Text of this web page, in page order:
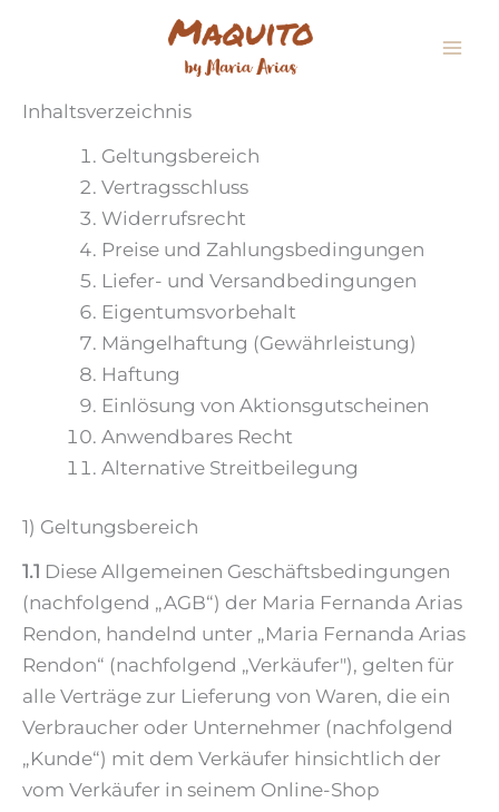
Inhaltsverzeichnis
Geltungsbereich
Vertragsschluss
Widerrufsrecht
Preise und Zahlungsbedingungen
Liefer- und Versandbedingungen
Eigentumsvorbehalt
Mängelhaftung (Gewährleistung)
Haftung
Einlösung von Aktionsgutscheinen
Anwendbares Recht
Alternative Streitbeilegung
1) Geltungsbereich
1.1 Diese Allgemeinen Geschäftsbedingungen
(nachfolgend „AGB“) der Maria Fernanda Arias
Rendon, handelnd unter „Maria Fernanda Arias
Rendon“ (nachfolgend „Verkäufer"), gelten für
alle Verträge zur Lieferung von Waren, die ein
Verbraucher oder Unternehmer (nachfolgend
„Kunde“) mit dem Verkäufer hinsichtlich der
vom Verkäufer in seinem Online-Shop